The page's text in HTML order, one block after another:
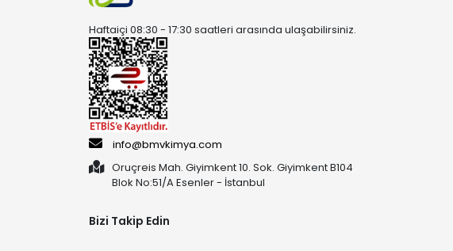
Haftaiçi 08:30 - 17:30 saatleri arasında ulaşabilirsiniz.
info@bmvkimya.com
Oruçreis Mah. Giyimkent 10. Sok. Giyimkent B104
Blok No:51/A Esenler - İstanbul
Bizi Takip Edin